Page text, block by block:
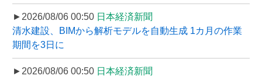
►2026/08/06 00:50 日本経済新聞
清水建設、BIMから解析モデルを自動生成 1カ月の作業
期間を3日に
►2026/08/06 00:50 日本経済新聞